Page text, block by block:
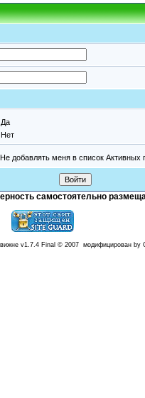
Да
Нет
Не добавлять меня в список Активных
самостоятельно
v1.7.4 Final © 2007 модифицирован by